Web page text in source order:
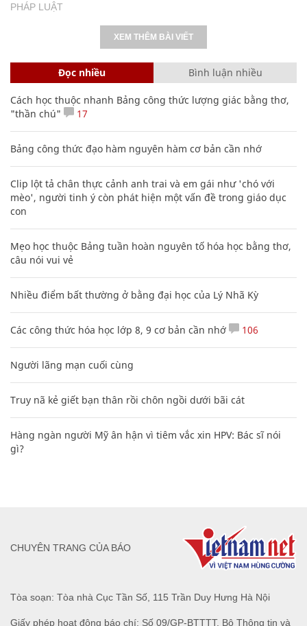
PHÁP LUẬT
XEM THÊM BÀI VIẾT
Đọc nhiều Bình luận nhiều
Cách học thuộc nhanh Bảng công thức lượng giác bằng thơ,
"thần chú"
17
Bảng công thức đạo hàm nguyên hàm cơ bản cần nhớ
Clip lột tả chân thực cảnh anh trai và em gái như 'chó với
mèo', người tinh ý còn phát hiện một vấn đề trong giáo dục
con
Mẹo học thuộc Bảng tuần hoàn nguyên tố hóa học bằng thơ,
câu nói vui vẻ
Nhiều điểm bất thường ở bằng đại học của Lý Nhã Kỳ
Các công thức hóa học lớp 8, 9 cơ bản cần nhớ 106
Người lãng mạn cuối cùng
Truy nã kẻ giết bạn thân rồi chôn ngồi dưới bãi cát
Hàng ngàn người Mỹ ân hận vì tiêm vắc xin HPV: Bác sĩ nói
gì?
Tòa soạn: Tòa nhà Cục Tần Số, 115 Trần Duy Hưng Hà Nội
Giấy phép hoạt động báo chí: Số 09/GP-BTTTT, Bộ Thông tin và
CHUYÊN TRANG CỦA BÁO